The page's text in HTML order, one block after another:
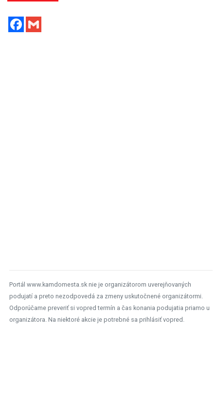
Facebook
Portál www.kamdomesta.sk nie je organizátorom uverejňovaných
podujatí a preto nezodpovedá za zmeny uskutočnené organizátormi.
Odporúčame preveriť si vopred termín a čas konania podujatia priamo u
organizátora. Na niektoré akcie je potrebné sa prihlásiť vopred.